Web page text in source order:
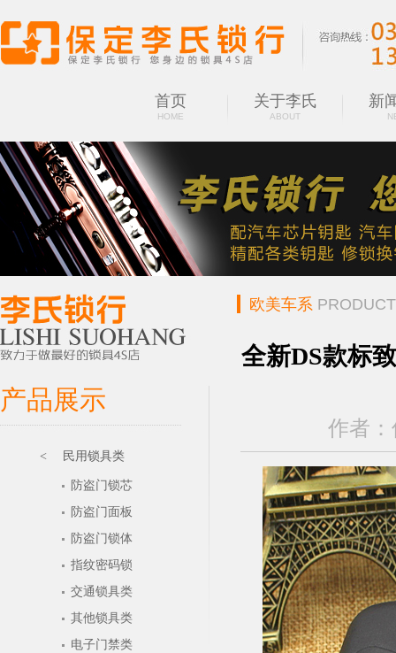
首页
HOME
关于李氏
ABOUT
新
产品展示
< 民用锁具类
防盗门锁芯
防盗门面板
防盗门锁体
指纹密码锁
交通锁具类
其他锁具类
电子门禁类
欧美车系
全新DS款标
作者：